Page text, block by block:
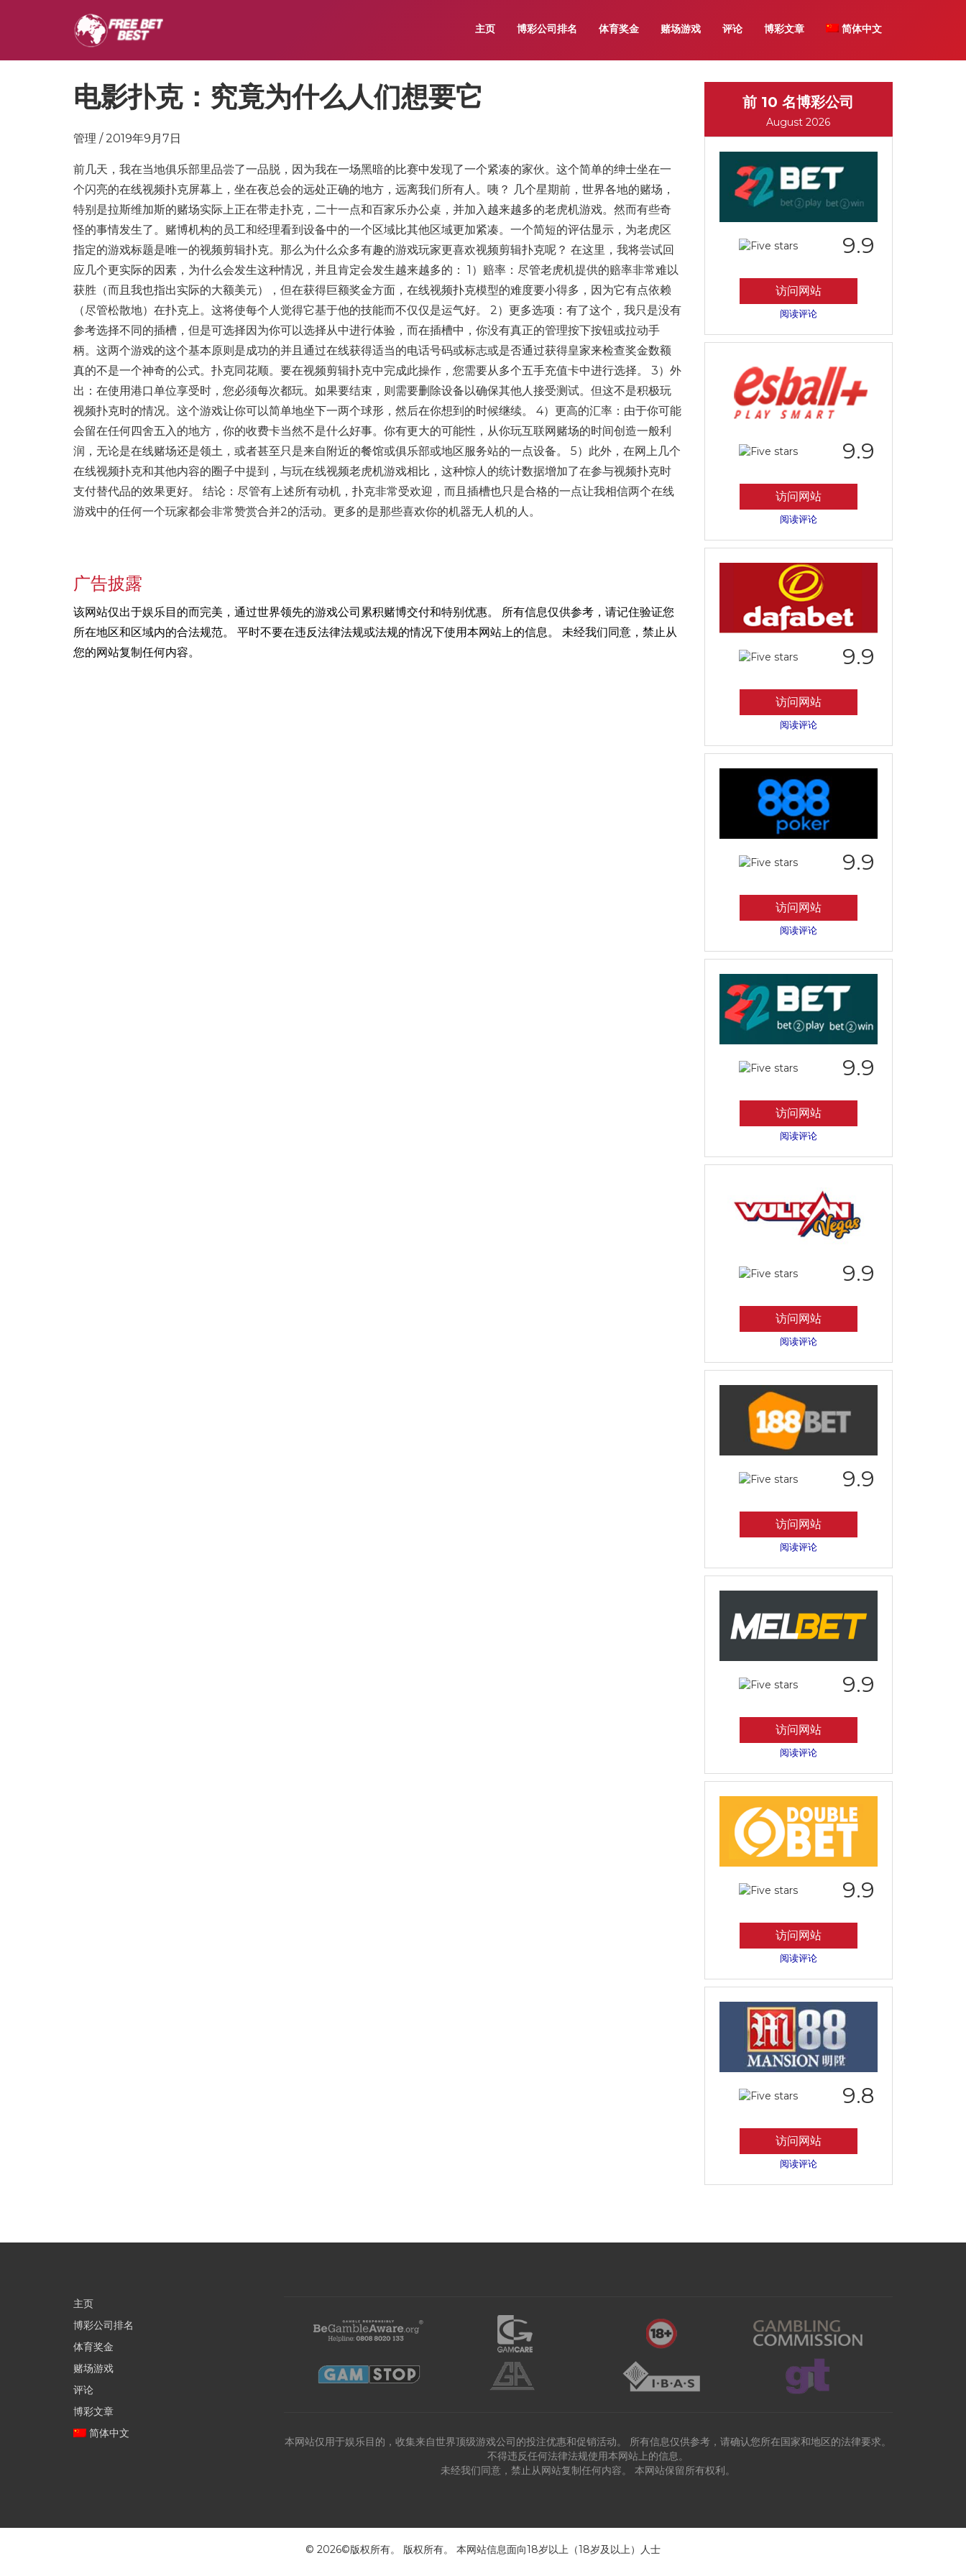
主页 博彩公司排名 体育奖金 赌场游戏 评论 博彩文章 简体中文
电影扑克：究竟为什么人们想要它
管理 / 2019年9月7日
前几天，我在当地俱乐部里品尝了一品脱，因为我在一场黑暗的比赛中发现了一个紧凑的家伙。这个简单的绅士坐在一
个闪亮的在线视频扑克屏幕上，坐在夜总会的远处正确的地方，远离我们所有人。咦？ 几个星期前，世界各地的赌场，
特别是拉斯维加斯的赌场实际上正在带走扑克，二十一点和百家乐办公桌，并加入越来越多的老虎机游戏。然而有些奇
怪的事情发生了。赌博机构的员工和经理看到设备中的一个区域比其他区域更加紧凑。一个简短的评估显示，为老虎区
指定的游戏标题是唯一的视频剪辑扑克。那么为什么众多有趣的游戏玩家更喜欢视频剪辑扑克呢？ 在这里，我将尝试回
应几个更实际的因素，为什么会发生这种情况，并且肯定会发生越来越多的： 1）赔率：尽管老虎机提供的赔率非常难以
获胜（而且我也指出实际的大额美元），但在获得巨额奖金方面，在线视频扑克模型的难度要小得多，因为它有点依赖
（尽管松散地）在扑克上。这将使每个人觉得它基于他的技能而不仅仅是运气好。 2）更多选项：有了这个，我只是没有
参考选择不同的插槽，但是可选择因为你可以选择从中进行体验，而在插槽中，你没有真正的管理按下按钮或拉动手
柄。这两个游戏的这个基本原则是成功的并且通过在线获得适当的电话号码或标志或是否通过获得皇家来检查奖金数额
真的不是一个神奇的公式。扑克同花顺。要在视频剪辑扑克中完成此操作，您需要从多个五手充值卡中进行选择。 3）外
出：在使用港口单位享受时，您必须每次都玩。如果要结束，则需要删除设备以确保其他人接受测试。但这不是积极玩
视频扑克时的情况。这个游戏让你可以简单地坐下一两个球形，然后在你想到的时候继续。 4）更高的汇率：由于你可能
会留在任何四舍五入的地方，你的收费卡当然不是什么好事。你有更大的可能性，从你玩互联网赌场的时间创造一般利
润，无论是在线赌场还是领土，或者甚至只是来自附近的餐馆或俱乐部或地区服务站的一点设备。 5）此外，在网上几个
在线视频扑克和其他内容的圈子中提到，与玩在线视频老虎机游戏相比，这种惊人的统计数据增加了在参与视频扑克时
支付替代品的效果更好。 结论：尽管有上述所有动机，扑克非常受欢迎，而且插槽也只是合格的一点让我相信两个在线
游戏中的任何一个玩家都会非常赞赏合并2的活动。更多的是那些喜欢你的机器无人机的人。
广告披露
该网站仅出于娱乐目的而完美，通过世界领先的游戏公司累积赌博交付和特别优惠。 所有信息仅供参考，请记住验证您
所在地区和区域内的合法规范。 平时不要在违反法律法规或法规的情况下使用本网站上的信息。 未经我们同意，禁止从
您的网站复制任何内容。
前 10 名博彩公司
August 2026
9.9
访问网站
阅读评论
9.9
访问网站
阅读评论
9.9
访问网站
阅读评论
9.9
访问网站
阅读评论
9.9
访问网站
阅读评论
9.9
访问网站
阅读评论
9.9
访问网站
阅读评论
9.9
访问网站
阅读评论
9.9
访问网站
阅读评论
9.8
访问网站
阅读评论
主页
博彩公司排名
体育奖金
赌场游戏
评论
博彩文章
简体中文
本网站仅用于娱乐目的，收集来自世界顶级游戏公司的投注优惠和促销活动。 所有信息仅供参考，请确认您所在国家和地区的法律要求。
不得违反任何法律法规使用本网站上的信息。
未经我们同意，禁止从网站复制任何内容。 本网站保留所有权利。
© 2026©版权所有。 版权所有。 本网站信息面向18岁以上（18岁及以上）人士